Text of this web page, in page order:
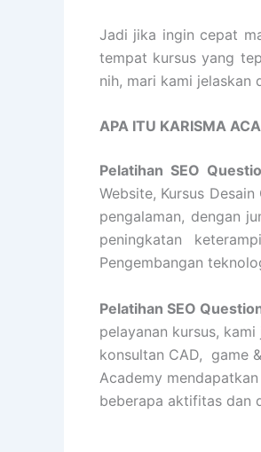
Jadi jika ingin cepat
tempat kursus yang
nih, mari kami jelaskan
APA ITU KARISMA
Pelatihan SEO
Website, Kursus
pengalaman, dengan
peningkatan
Pengembangan
Pelatihan SEO
pelayanan kursus,
konsultan CAD, game
Academy
beberapa aktifitas dan